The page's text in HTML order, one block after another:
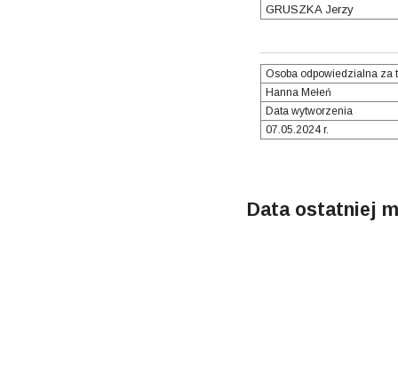
GRUSZKA Jerzy
Osoba odpowiedzialna za
Hanna Mełeń
Data wytworzenia
07.05.2024 r.
Data ostatniej